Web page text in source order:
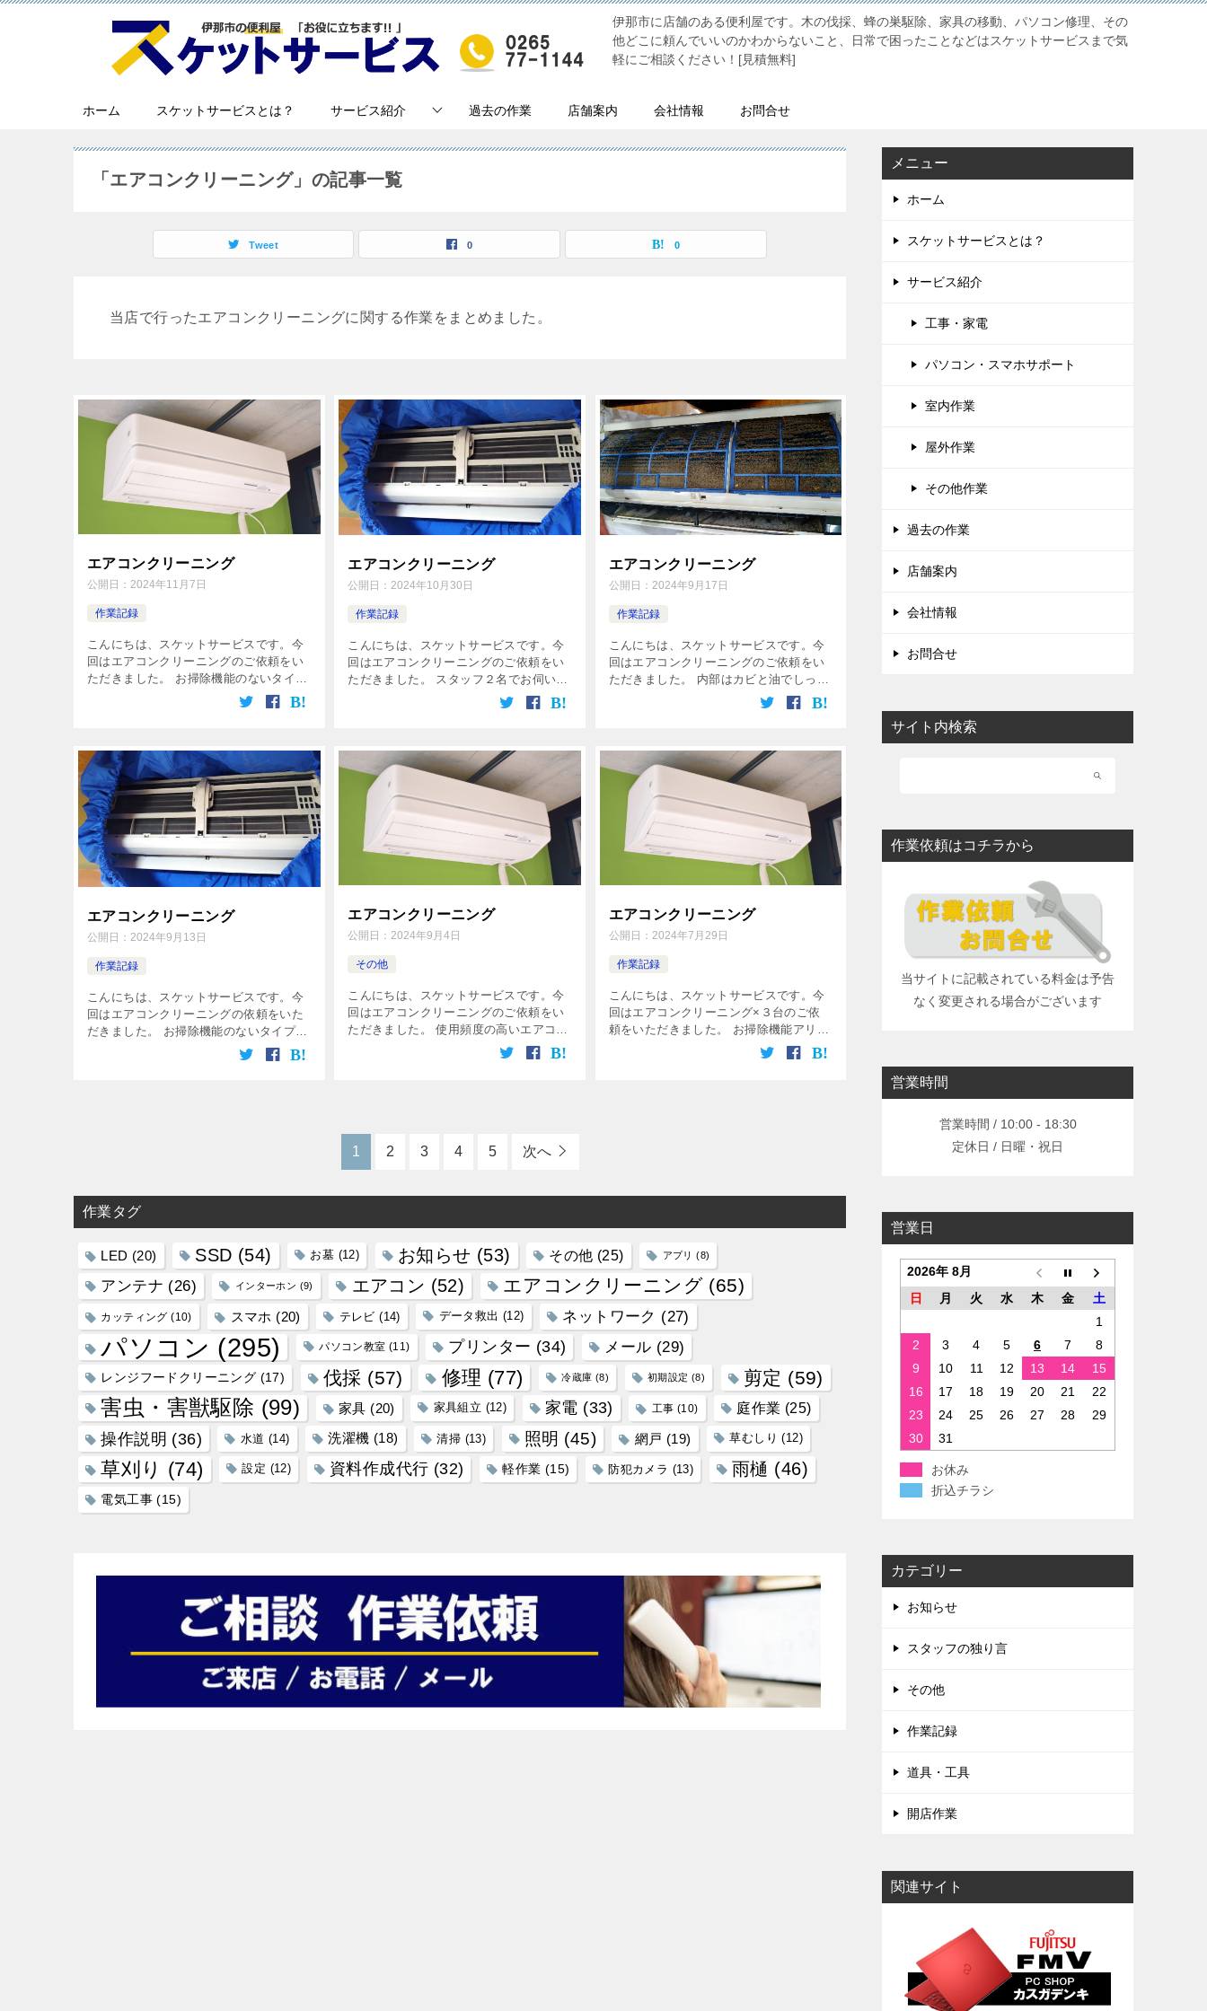
伊那市に店舗のある便利屋です。木の伐採、蜂の巣駆除、家具の移動、パソコン修理、その
他どこに頼んでいいのかわからないこと、日常で困ったことなどはスケットサービスまで気
軽にご相談ください！[見積無料]
ホーム スケットサービスとは？ サービス紹介 過去の作業 店舗案内 会社情報 お問合せ
「エアコンクリーニング」の記事一覧
Tweet 0 0
当店で行ったエアコンクリーニングに関する作業をまとめました。
エアコンクリーニング
公開日： 2024年11月7日
作業記録
こんにちは、スケットサービスです。今
回はエアコンクリーニングのご依頼をい
ただきました。 お掃除機能のないタイプ
のエアコンでした。台所の近くについて
いるもので油汚れがエアコンに付着して
エアコンクリーニング
公開日：2024年10月30日
作業記録
こんにちは、スケットサービスです。今
回はエアコンクリーニングのご依頼をい
ただきました。 スタッフ２名でお伺いし
クリーニング作業を行いました。２台ク
リーニングを行いましたので、約２時間
[…]
エアコンクリーニング
公開日： 2024年9月17日
作業記録
こんにちは、スケットサービスです。今
回はエアコンクリーニングのご依頼をい
ただきました。 内部はカビと油でしっか
りと汚れていましたので、洗浄液を多め
に使用してクリーニング作業を行いまし
エアコンクリーニング
公開日： 2024年9月13日
作業記録
こんにちは、スケットサービスです。今
回はエアコンクリーニングの依頼をいた
だきました。 お掃除機能のないタイプの
エアコン1台のクリーニング作業を行いま
した。クリーニングは約1時間ほどで完了
エアコンクリーニング
公開日：2024年9月4日
その他
こんにちは、スケットサービスです。今
回はエアコンクリーニングのご依頼をい
ただきました。 使用頻度の高いエアコン
のようで、エアコン内部にはしっかり汚
れがついていました。スタッフ2名で分担
エアコンクリーニング
公開日： 2024年7月29日
作業記録
こんにちは、スケットサービスです。今
回はエアコンクリーニング×３台のご依
頼をいただきました。 お掃除機能アリの
ものが２台、なしのものが１台でした。
どれも５年ほど掃除がされておらず、中
1 2 3 4 5 次へ
作業タグ
LED (20) SSD (54) お墓 (12) お知らせ (53) その他 (25) アプリ (8)
アンテナ (26) インターホン (9) エアコン (52) エアコンクリーニング (65)
カッティング (10) スマホ (20) テレビ (14) データ救出 (12) ネットワーク (27)
パソコン (295) パソコン教室 (11) プリンター (34) メール (29)
レンジフードクリーニング (17) 伐採 (57) 修理 (77) 冷蔵庫 (8) 初期設定 (8) 剪定 (59)
害虫・害獣駆除 (99) 家具 (20) 家具組立 (12) 家電 (33) 工事 (10) 庭作業 (25)
操作説明 (36) 水道 (14) 洗濯機 (18) 清掃 (13) 照明 (45) 網戸 (19) 草むしり (12)
草刈り (74) 設定 (12) 資料作成代行 (32) 軽作業 (15) 防犯カメラ (13) 雨樋 (46)
電気工事 (15)
メニュー
ホーム
スケットサービスとは？
サービス紹介
工事・家電
パソコン・スマホサポート
室内作業
屋外作業
その他作業
過去の作業
店舗案内
会社情報
お問合せ
サイト内検索
作業依頼はコチラから
当サイトに記載されている料金は予告
なく変更される場合がございます
営業時間
営業時間 / 10:00 - 18:30
定休日 / 日曜・祝日
営業日
2026年 8月
日
月 火 水 木 金
土
1
2
3 4 5 6 7
8
9
10 11 12 13 14
15
16
17 18 19 20 21
22
23
24 25 26 27 28
29
30
31
お休み
折込チラシ
カテゴリー
お知らせ
スタッフの独り言
その他
作業記録
道具・工具
開店作業
関連サイト